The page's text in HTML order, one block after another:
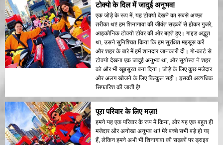
टोक्यो के दिल में जादुई अनुभव!
एक जोड़े के रूप में, यह टोक्यो देखने का सबसे अच्छा
तरीका था! हम शिनागावा की जीवंत सड़कों से होकर गुजरे,
आइकोनिक टोक्यो टॉवर की ओर बढ़ते हुए। गाइड अद्भुत
था, उसने सुनिश्चित किया कि हम सुरक्षित महसूस करें
और शहर के बारे में हमें शानदार जानकारी दी। गो-कार्ट से
टोक्यो देखना एक जादुई अनुभव था, और सूर्यास्त ने शहर
को और भी खूबसूरत बना दिया। जोड़े के लिए कुछ मजेदार
और अलग खोजने के लिए बिल्कुल सही। इसकी अत्यधिक
सिफारिश की जाती है!
पूरा परिवार के लिए मज़ा!
हमने यह एक परिवार के रूप में किया, और यह एक बहुत ही
मजेदार और अनोखा अनुभव था! मेरे बच्चे सभी बड़े हो गए
हैं, लेकिन हमने अभी भी शिनागावा की सड़कों पर ड्राइव